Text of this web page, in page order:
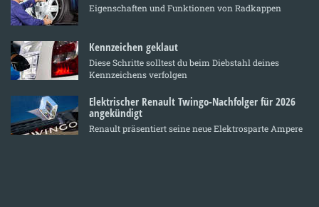
Eigenschaften und Funktionen von Radkappen
Kennzeichen geklaut
Diese Schritte solltest du beim Diebstahl deines
Kennzeichens verfolgen
Elektrischer Renault Twingo-Nachfolger für 2026
angekündigt
Renault präsentiert seine neue Elektrosparte Ampere